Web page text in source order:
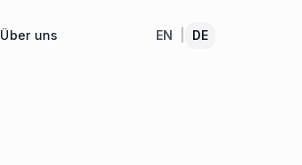
Über uns EN DE